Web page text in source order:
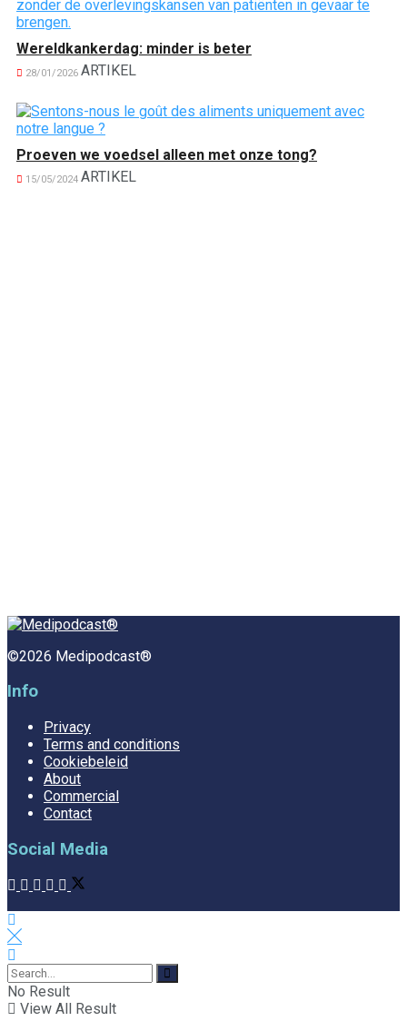
Wereldkankerdag: minder is beter
28/01/2026 ARTIKEL
Proeven we voedsel alleen met onze tong?
15/05/2024 ARTIKEL
©2026 Medipodcast®
Info
Privacy
Terms and conditions
Cookiebeleid
About
Commercial
Contact
Social Media
No Result
View All Result